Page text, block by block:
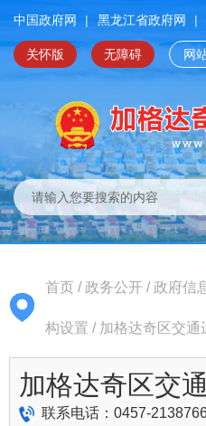
中国政府网 | 黑龙江省政府网 |
关怀版 无障碍 网
首页 /政务公开 /政府信
构设置 / 加格达奇区交通
加格达奇区交
联系电话：0457-